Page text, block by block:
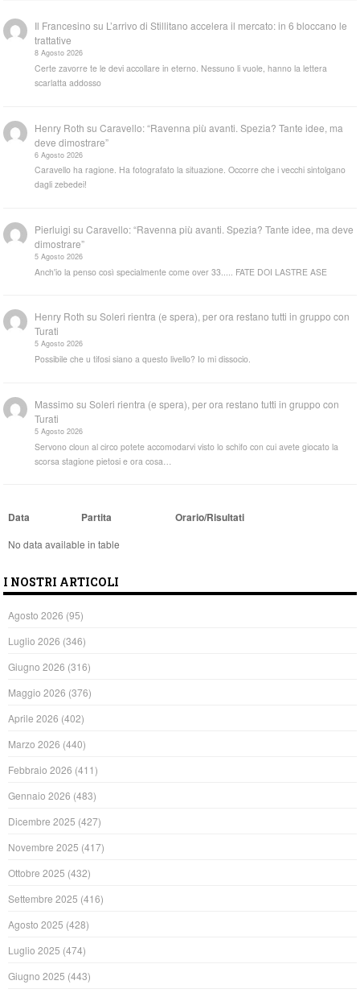
Il Francesino su L’arrivo di Stillitano accelera il mercato: in 6 bloccano le
trattative
8 Agosto 2026
Certe zavorre te le devi accollare in eterno. Nessuno li vuole, hanno la lettera
scarlatta addosso
Henry Roth suCaravello: “Ravenna più avanti. Spezia? Tante idee, ma
deve dimostrare”
6 Agosto 2026
Caravello ha ragione. Ha fotografato la situazione. Occorre che i vecchi sintolgano
dagli zebedei!
Pierluigi suCaravello: “Ravenna più avanti. Spezia? Tante idee, ma deve
dimostrare”
5 Agosto 2026
Anch'io la penso così specialmente come over 33..... FATE DOI LASTRE ASE
Henry Roth suSoleri rientra (e spera), per ora restano tutti in gruppo con
Turati
5 Agosto 2026
Possibile che u tifosi siano a questo livello? Io mi dissocio.
Massimo suSoleri rientra (e spera), per ora restano tutti in gruppo con
Turati
5 Agosto 2026
Servono cloun al circo potete accomodarvi visto lo schifo con cui avete giocato la
scorsa stagione pietosi e ora cosa…
Data Partita Orario/Risultati
No data available in table
I NOSTRI ARTICOLI
Agosto 2026 (95)
Luglio 2026 (346)
Giugno 2026 (316)
Maggio 2026 (376)
Aprile 2026 (402)
Marzo 2026 (440)
Febbraio 2026 (411)
Gennaio 2026 (483)
Dicembre 2025 (427)
Novembre 2025 (417)
Ottobre 2025 (432)
Settembre 2025 (416)
Agosto 2025 (428)
Luglio 2025 (474)
Giugno 2025 (443)